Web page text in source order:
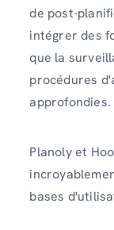
de post-
intégrer des
que la
procédures
approfondies.
Planoly et
bases